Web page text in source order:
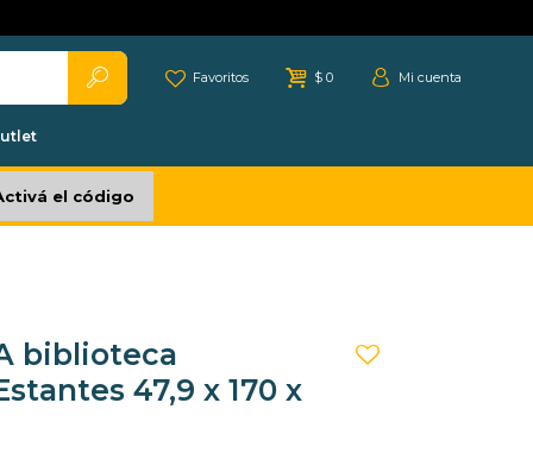
$ 0
Favoritos
el código
biblioteca
47,9 x 170 x